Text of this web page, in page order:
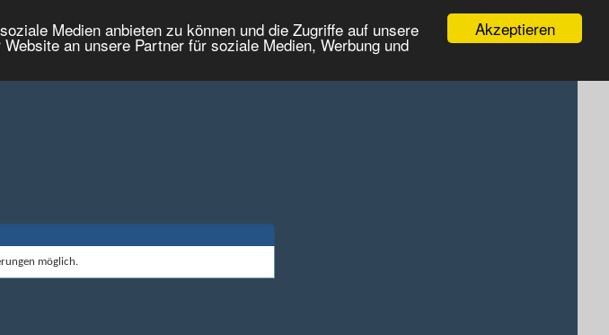
Akzeptieren
Medien anbieten zu können und die Zugriffe auf unsere
an unsere Partner für soziale Medien, Werbung und
möglich.